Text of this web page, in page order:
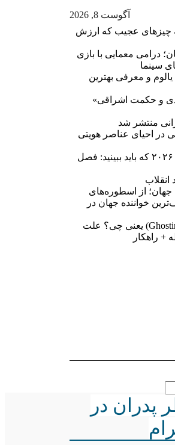
آگوست 8, 2026
چیزهای عجیب که ارزش
درامی معمایی با بازی
سینما
و معرفی بهترین
و حکمت اشراقی»
منتشر شد
در احیای عناصر هویتی
۱۰انیمه برتر بهار ۲۰۲۶ که باید ببینید: فصل
انقلاب
جهان؛ از اسطوره‌های
خواننده جهان در
گوست کردن (Ghosting) یعنی چی؟ علت
+ راهکار
پدران در